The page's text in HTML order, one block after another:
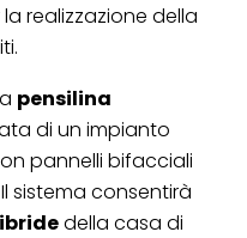
realizzazione della
pensilina
di un impianto
pannelli bifacciali
sistema consentirà
della casa di